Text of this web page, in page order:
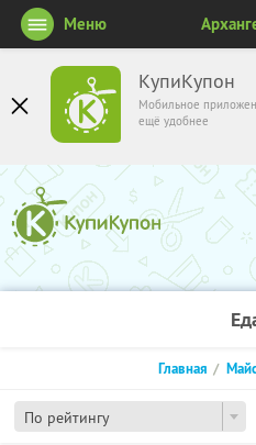
КупиКупон
Мобильное
ещё удобнее
Меню
По рейтингу
Главная